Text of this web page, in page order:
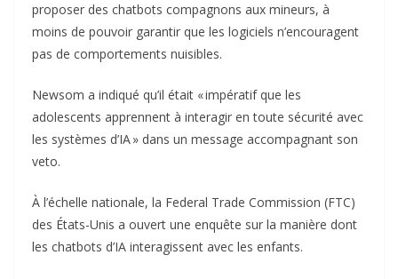
proposer des chatbots compagnons aux mineurs, à
moins de pouvoir garantir que les logiciels n’encouragent
pas de comportements nuisibles.
Newsom a indiqué qu’il était « impératif que les
adolescents apprennent à interagir en toute sécurité avec
les systèmes d’IA » dans un message accompagnant son
veto.
À l’échelle nationale, la Federal Trade Commission (FTC)
des États-Unis a ouvert une enquête sur la manière dont
les chatbots d’IA interagissent avec les enfants.